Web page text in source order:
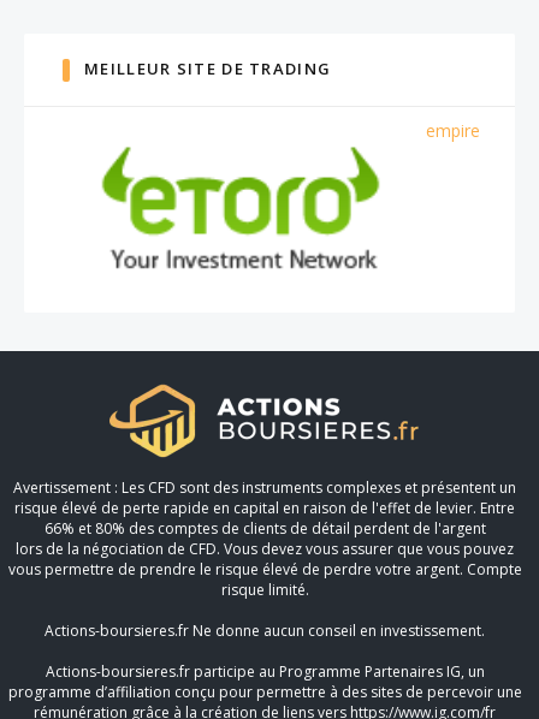
MEILLEUR SITE DE TRADING
empire
Avertissement : Les CFD sont des instruments complexes et présentent un
risque élevé de perte rapide en capital en raison de l'effet de levier. Entre
66% et 80% des comptes de clients de détail perdent de l'argent
lors de la négociation de CFD. Vous devez vous assurer que vous pouvez
vous permettre de prendre le risque élevé de perdre votre argent. Compte
risque limité.
Actions-boursieres.fr Ne donne aucun conseil en investissement.
Actions-boursieres.fr participe au Programme Partenaires IG, un
programme d’affiliation conçu pour permettre à des sites de percevoir une
rémunération grâce à la création de liens vers https://www.ig.com/fr